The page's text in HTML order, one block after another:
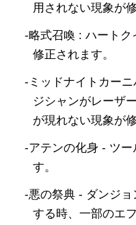
用されない現象が
-略式召喚 : ハート
修正されます。
-ミッドナイトカー
ジシャンがレーザ
が現れない現象が
-アテンの化身 - ツー
す。
-悪の祭典 - ダンジョ
する時、一部のエ